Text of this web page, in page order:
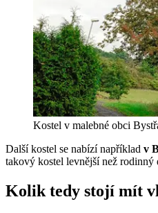
Kostel v malebné obci
Další kostel se nabízí například v
takový kostel levnější než rodinný
Kolik tedy stojí mít